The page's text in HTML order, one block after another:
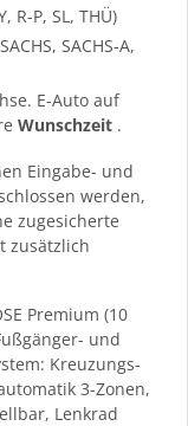
R-P, SL, THÜ)
SACHS-A,
E-Auto auf
Wunschzeit .
Eingabe- und
werden,
zugesicherte
zusätzlich
Premium (10
und
Kreuzungs-
3-Zonen,
Lenkrad